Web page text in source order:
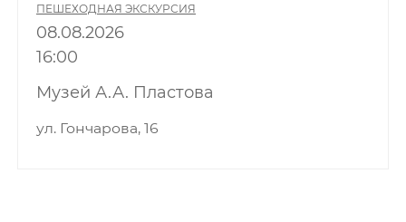
ПЕШЕХОДНАЯ ЭКСКУРСИЯ
08.08.2026
16:00
Музей А.А. Пластова
ул. Гончарова, 16